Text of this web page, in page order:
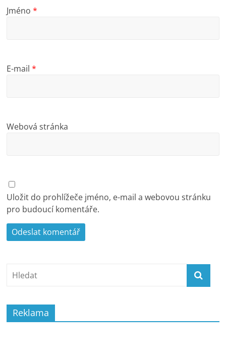
Jméno*
E-mail*
Webová stránka
Uložit do prohlížeče jméno, e-mail a webovou stránku
pro budoucí komentáře.
Reklama